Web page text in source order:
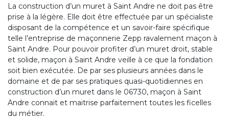
La construction d’un muret à Saint Andre ne doit pas être
prise à la légère. Elle doit être effectuée par un spécialiste
disposant de la compétence et un savoir-faire spécifique
telle l’entreprise de maçonnerie Zepp ravalement maçon à
Saint Andre. Pour pouvoir profiter d’un muret droit, stable
et solide, maçon à Saint Andre veille à ce que la fondation
soit bien exécutée. De par ses plusieurs années dans le
domaine et de par ses pratiques quasi-quotidiennes en
construction d’un muret dans le 06730, maçon à Saint
Andre connait et maitrise parfaitement toutes les ficelles
du métier.